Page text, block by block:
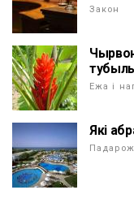
Закон
Ежа і
Які